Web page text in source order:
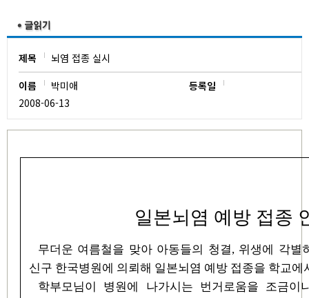
제목
뇌염 접종 실시
이름
박미애
등록일
2008-06-13
일본뇌염 예방 접종
무더운 여름철을 맞아 아동들의 청결, 위생에 각별
신구 한국병원에 의뢰해 일본뇌염 예방 접종을 학교에
학부모님이 병원에 나가시는 번거로움을 조금이